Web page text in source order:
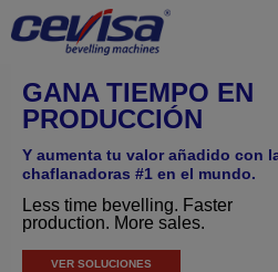
GANA TIEMPO EN
PRODUCCIÓN
Y aumenta tu valor añadido con
chaflanadoras #1 en el mundo.
Less time bevelling. Faster
production. More sales.
VER SOLUCIONES